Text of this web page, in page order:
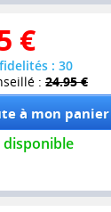
€
: 30
: 24.95 €